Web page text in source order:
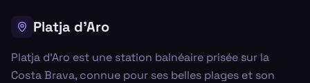
Platja d'Aro
Platja d'Aro est une station balnéaire prisée sur la
Costa Brava, connue pour ses belles plages et son